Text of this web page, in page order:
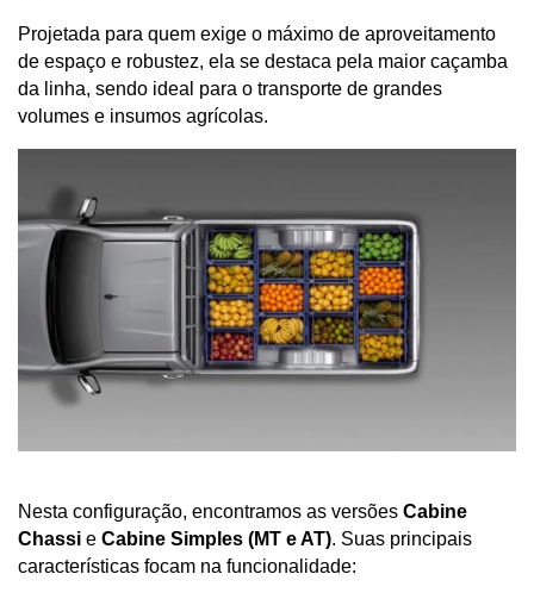
Projetada para quem exige o máximo de aproveitamento
de espaço e robustez, ela se destaca pela maior caçamba
da linha, sendo ideal para o transporte de grandes
volumes e insumos agrícolas.
Nesta configuração, encontramos as versões Cabine
Chassi e Cabine Simples (MT e AT). Suas principais
características focam na funcionalidade: